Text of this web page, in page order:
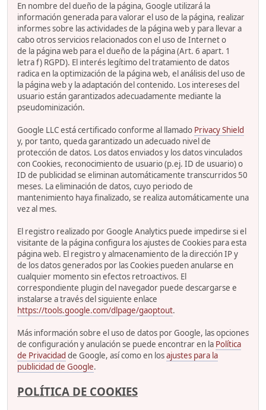
En nombre del dueño de la página, Google utilizará la
información generada para valorar el uso de la página, realizar
informes sobre las actividades de la página web y para llevar a
cabo otros servicios relacionados con el uso de Internet o
de la página web para el dueño de la página (Art. 6 apart. 1
letra f) RGPD). El interés legítimo del tratamiento de datos
radica en la optimización de la página web, el análisis del uso de
la página web y la adaptación del contenido. Los intereses del
usuario están garantizados adecuadamente mediante la
pseudominización.
Google LLC está certificado conforme al llamado Privacy Shield
y, por tanto, queda garantizado un adecuado nivel de
protección de datos. Los datos enviados y los datos vinculados
con Cookies, reconocimiento de usuario (p.ej. ID de usuario) o
ID de publicidad se eliminan automáticamente transcurridos 50
meses. La eliminación de datos, cuyo periodo de
mantenimiento haya finalizado, se realiza automáticamente una
vez al mes.
El registro realizado por Google Analytics puede impedirse si el
visitante de la página configura los ajustes de Cookies para esta
página web. El registro y almacenamiento de la dirección IP y
de los datos generados por las Cookies pueden anularse en
cualquier momento sin efectos retroactivos. El
correspondiente plugin del navegador puede descargarse e
instalarse a través del siguiente enlace
https://tools.google.com/dlpage/gaoptout.
Más información sobre el uso de datos por Google, las opciones
de configuración y anulación se puede encontrar en la Política
de Privacidad de Google, así como en losajustes para la
publicidad de Google.
POLÍTICA DE COOKIES